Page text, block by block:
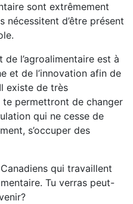
sont extrêmement
nécessitent d’être présent
de l’agroalimentaire est à
et de l’innovation afin de
existe de très
permettront de changer
qui ne cesse de
s’occuper des
qui travaillent
Tu verras peut-